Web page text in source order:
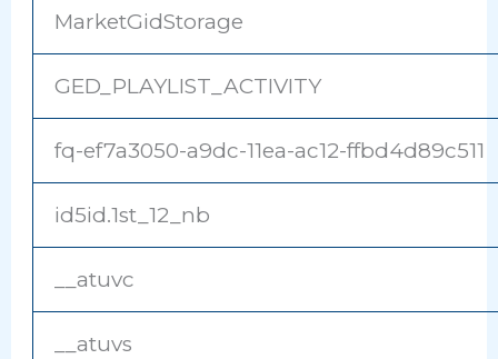
MarketGidStorage
GED_PLAYLIST_ACTIVITY
fq-ef7a3050-a9dc-11ea-ac12-ffbd4d89c511
id5id.1st_12_nb
__atuvc
__atuvs